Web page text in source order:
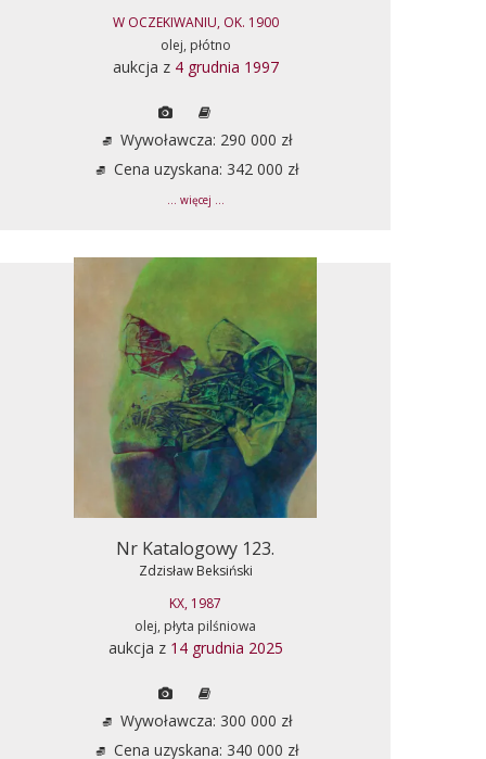
W OCZEKIWANIU, OK. 1900
olej, płótno
aukcja z 4 grudnia 1997
Wywoławcza: 290 000 zł
Cena uzyskana: 342 000 zł
... więcej ...
Nr Katalogowy 123.
Zdzisław Beksiński
KX, 1987
olej, płyta pilśniowa
aukcja z 14 grudnia 2025
Wywoławcza: 300 000 zł
Cena uzyskana: 340 000 zł